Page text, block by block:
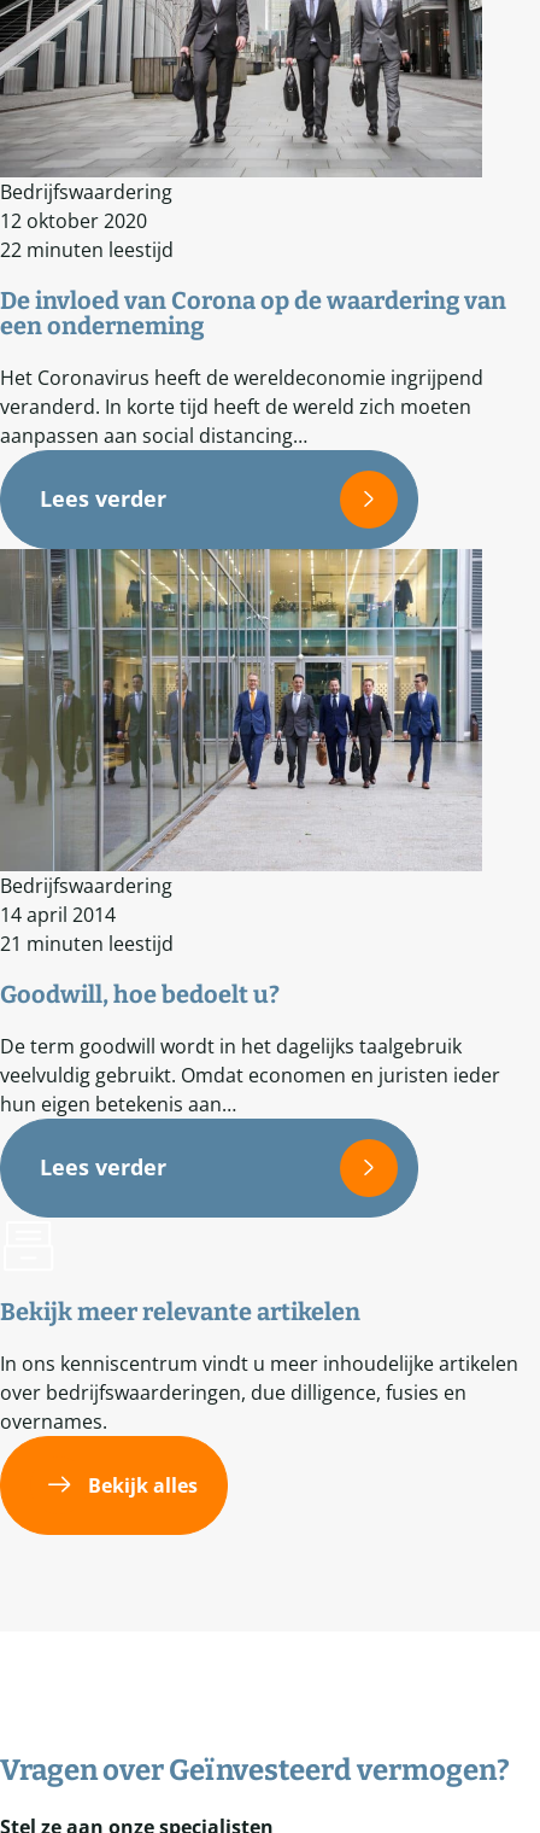
Bedrijfswaardering
12 oktober 2020
22 minuten leestijd
De invloed van Corona op de waardering van
een onderneming
Het Coronavirus heeft de wereldeconomie ingrijpend
veranderd. In korte tijd heeft de wereld zich moeten
aanpassen aan social distancing…
Lees verder
Bedrijfswaardering
14 april 2014
21 minuten leestijd
Goodwill, hoe bedoelt u?
De term goodwill wordt in het dagelijks taalgebruik
veelvuldig gebruikt. Omdat economen en juristen ieder
hun eigen betekenis aan…
Lees verder
Bekijk meer relevante artikelen
In ons kenniscentrum vindt u meer inhoudelijke artikelen
over bedrijfswaarderingen, due dilligence, fusies en
overnames.
Bekijk alles
Vragen overGeïnvesteerd vermogen?
Stel ze aan onze specialisten